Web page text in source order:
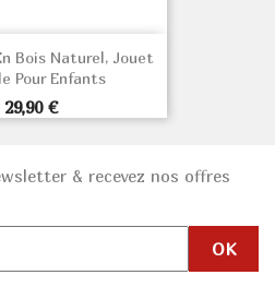
Bois Naturel, Jouet
Pour Enfants
Prix
29,90 €
& recevez nos offres